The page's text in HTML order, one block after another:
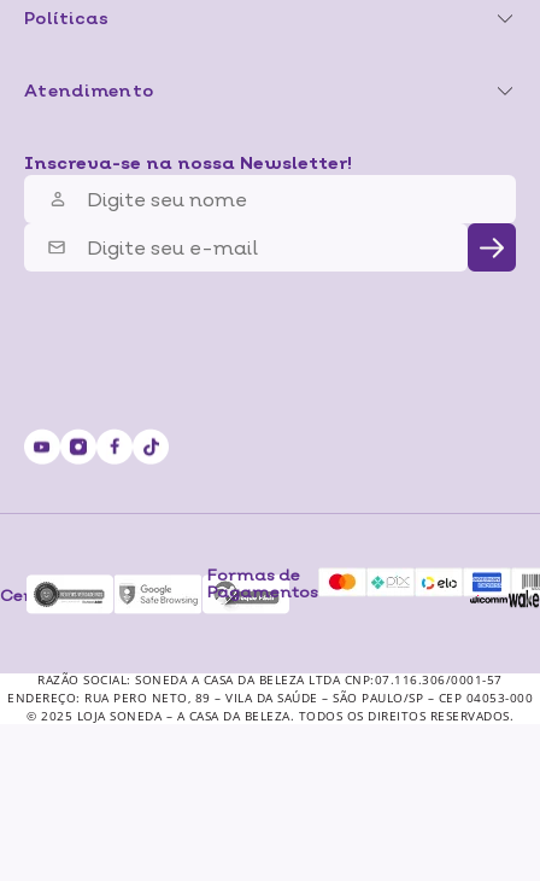
Políticas
Atendimento
Inscreva-se na nossa Newsletter!
Certificados
Formas de
Pagamentos
RAZÃO SOCIAL: SONEDA A CASA DA BELEZA LTDA CNP:07.116.306/0001-57
ENDEREÇO: RUA PERO NETO, 89 – VILA DA SAÚDE – SÃO PAULO/SP – CEP 04053-000
© 2025 LOJA SONEDA – A CASA DA BELEZA. TODOS OS DIREITOS RESERVADOS.